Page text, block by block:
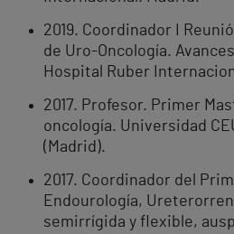
2019. Coordinador I
de Uro-Oncología.
Hospital Ruber
2017. Profesor. Primer
oncología. Universidad
(Madrid).
2017. Coordinador del
Endourología,
semirrígida y flexible,